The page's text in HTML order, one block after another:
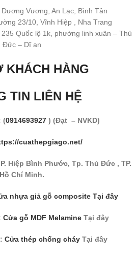
Dương Vương, An Lạc, Bình Tân
23/10, Vĩnh Hiệp , Nha Trang
Quốc lộ 1k, phường linh xuân – Thủ
Đức – Dĩ an
KHÁCH HÀNG
TIN LIÊN HỆ
(0914693927 ) (Đạt – NVKD)
cuathepgiago.net/
Hiệp Bình Phước, Tp. Thủ Đức , TP.
Hồ Chí Minh.
nhựa giả gỗ composite Tại đây
Cửa gỗ MDF MelamineTại đây
Cửa thép chống cháyTại đây